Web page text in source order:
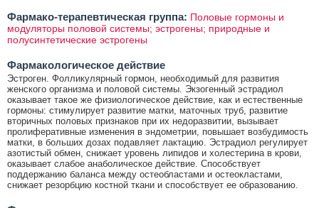
Фармако-терапевтическая группа: Половые гормоны и
модуляторы половой системы; эстрогены; природные и
полусинтетические эстрогены
Фармакологическое действие
Эстроген. Фолликулярный гормон, необходимый для развития
женского организма и половой системы. Экзогенный эстрадиол
оказывает такое же физиологическое действие, как и естественные
гормоны: стимулирует развитие матки, маточных труб, развитие
вторичных половых признаков при их недоразвитии, вызывает
пролиферативные изменения в эндометрии, повышает возбудимость
матки, в больших дозах подавляет лактацию. Эстрадиол регулирует
азотистый обмен, снижает уровень липидов и холестерина в крови,
оказывает слабое анаболическое действие. Способствует
поддержанию баланса между остеобластами и остеокластами,
снижает резорбцию костной ткани и способствует ее образованию.